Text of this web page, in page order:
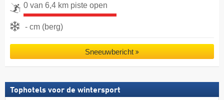
0 van 6,4 km piste open
- cm (berg)
Sneeuwbericht
Tophotels voor de wintersport